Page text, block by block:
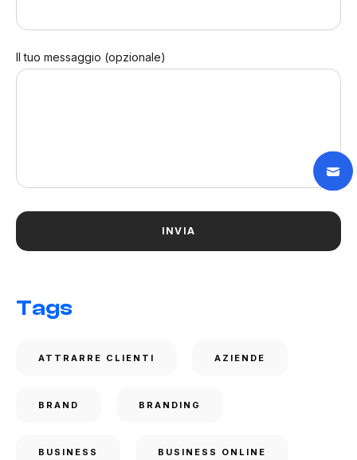
Il tuo messaggio (opzionale)
Tags
ATTRARRE CLIENTI AZIENDE
BRAND BRANDING
BUSINESS BUSINESS ONLINE